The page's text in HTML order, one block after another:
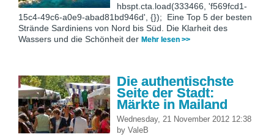
hbspt.cta.load(333466, 'f569fcd1-
15c4-49c6-a0e9-abad81bd946d', {}); Eine Top 5 der besten
Strände Sardiniens von Nord bis Süd. Die Klarheit des
Wassers und die Schönheit der Mehr lesen >>
Die authentischste
Seite der Stadt:
Märkte in Mailand
Wednesday, 21 November 2012 12:38
by ValeB